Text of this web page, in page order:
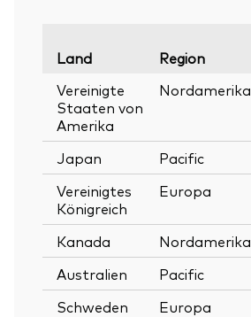
Land Region
Vereinigte
Staaten von
Amerika
Nordamerika
Japan Pacific
Vereinigtes
Königreich
Europa
Kanada Nordamerika
Australien
Pacific
Schweden
Europa